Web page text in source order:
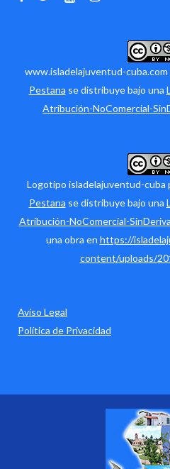
www.isladelajuventud-cuba.com
Pestana se distribuye bajo una
Atribución-NoComercial-
Logotipo isladelajuventud-cuba
Pestana se distribuye bajo una
Atribución-NoComercial-
una obra en https://
content/uploads/
Aviso Legal
Política de Privacidad